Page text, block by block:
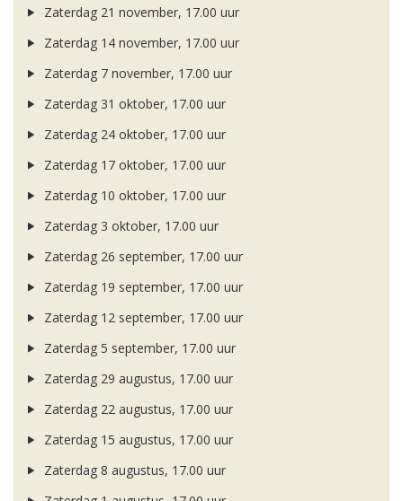
Zaterdag 21 november, 17.00 uur
Zaterdag 14 november, 17.00 uur
Zaterdag 7 november, 17.00 uur
Zaterdag 31 oktober, 17.00 uur
Zaterdag 24 oktober, 17.00 uur
Zaterdag 17 oktober, 17.00 uur
Zaterdag 10 oktober, 17.00 uur
Zaterdag 3 oktober, 17.00 uur
Zaterdag 26 september, 17.00 uur
Zaterdag 19 september, 17.00 uur
Zaterdag 12 september, 17.00 uur
Zaterdag 5 september, 17.00 uur
Zaterdag 29 augustus, 17.00 uur
Zaterdag 22 augustus, 17.00 uur
Zaterdag 15 augustus, 17.00 uur
Zaterdag 8 augustus, 17.00 uur